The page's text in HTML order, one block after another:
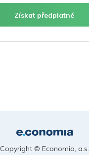
Získat předplatné
Copyright © Economia, a.s.